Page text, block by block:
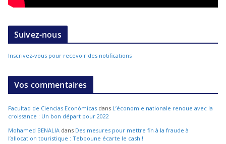
Suivez-nous
Inscrivez-vous pour recevoir des notifications
Vos commentaires
Facultad de Ciencias Económicas dans L’économie nationale renoue avec la
croissance : Un bon départ pour 2022
Mohamed BENALIA dans Des mesures pour mettre fin à la fraude à
l’allocation touristique : Tebboune écarte le cash !